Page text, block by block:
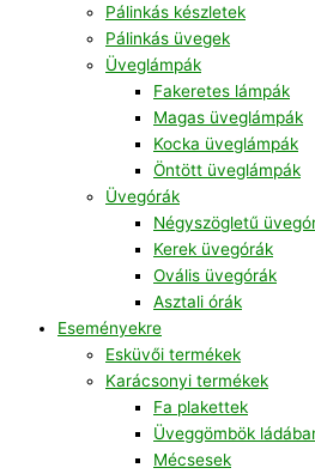
Pálinkás készletek
Pálinkás üvegek
Üveglámpák
Fakeretes lámpák
Magas üveglámpák
Kocka üveglámpák
Öntött üveglámpák
Üvegórák
Négyszögletű
Kerek üvegórák
Ovális üvegórák
Asztali órák
Eseményekre
Esküvői termékek
Karácsonyi termékek
Fa plakettek
Üveggömbök
Mécsesek